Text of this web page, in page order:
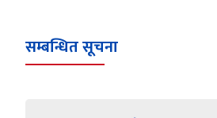
सम्बन्धित सूचना